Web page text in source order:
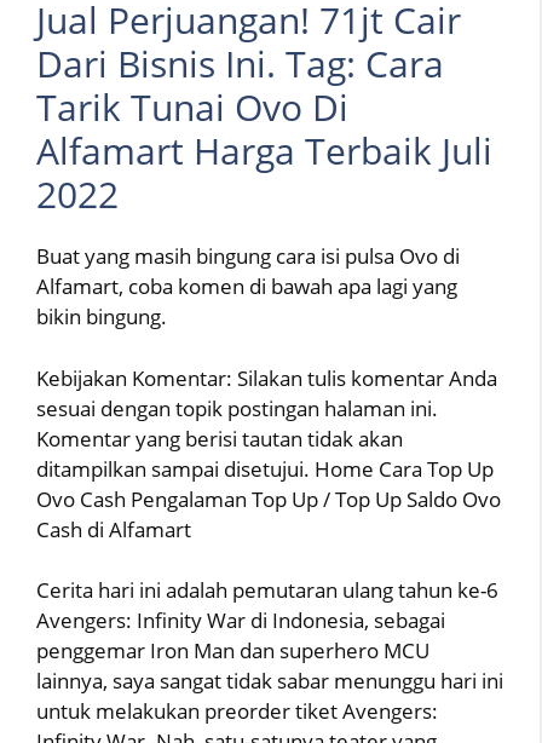
Jual Perjuangan! 71jt Cair
Dari Bisnis Ini. Tag: Cara
Tarik Tunai Ovo Di
Alfamart Harga Terbaik Juli
2022
Buat yang masih bingung cara isi pulsa Ovo di
Alfamart, coba komen di bawah apa lagi yang
bikin bingung.
Kebijakan Komentar: Silakan tulis komentar Anda
sesuai dengan topik postingan halaman ini.
Komentar yang berisi tautan tidak akan
ditampilkan sampai disetujui. Home Cara Top Up
Ovo Cash Pengalaman Top Up / Top Up Saldo Ovo
Cash di Alfamart
Cerita hari ini adalah pemutaran ulang tahun ke-6
Avengers: Infinity War di Indonesia, sebagai
penggemar Iron Man dan superhero MCU
lainnya, saya sangat tidak sabar menunggu hari ini
untuk melakukan preorder tiket Avengers: